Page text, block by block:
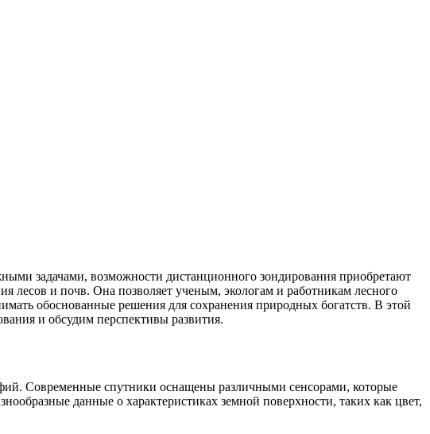
задачами, возможности дистанционного зондирования приобретают
лесов и почв. Она позволяет ученым, экологам и работникам лесного
обоснованные решения для сохранения природных богатств. В этой
и обсудим перспективы развития.
Современные спутники оснащены различными сенсорами, которые
данные о характеристиках земной поверхности, таких как цвет,